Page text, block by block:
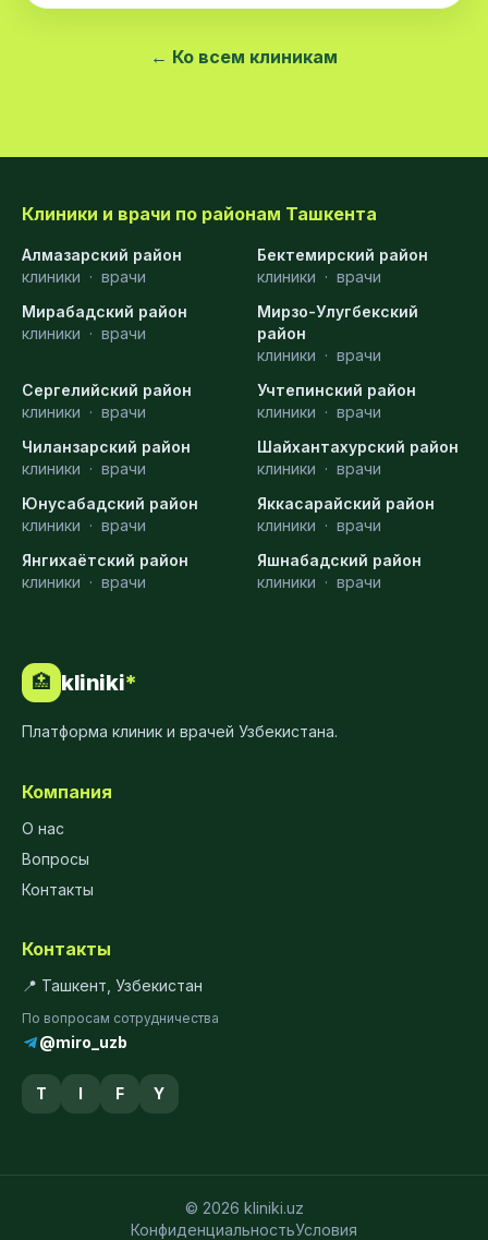
← Ко всем клиникам
Клиники и врачи по районам Ташкента
Алмазарский район
клиники · врачи
Бектемирский район
клиники · врачи
Мирабадский район
клиники · врачи
Мирзо-Улугбекский
район
клиники · врачи
Сергелийский район
клиники · врачи
Учтепинский район
клиники · врачи
Чиланзарский район
клиники · врачи
Шайхантахурский район
клиники · врачи
Юнусабадский район
клиники · врачи
Яккасарайский район
клиники · врачи
Янгихаётский район
клиники · врачи
Яшнабадский район
клиники · врачи
🏥 kliniki*
Платформа клиник и врачей Узбекистана.
Компания
О нас
Вопросы
Контакты
Контакты
📍 Ташкент, Узбекистан
По вопросам сотрудничества
@miro_uzb
T I F Y
© 2026 kliniki.uz
КонфиденциальностьУсловия